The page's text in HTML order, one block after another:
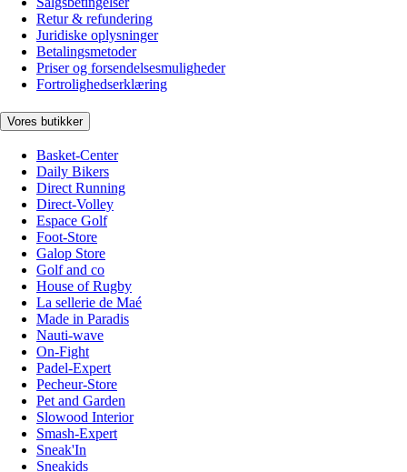
Retur & refundering
Juridiske oplysninger
Betalingsmetoder
Priser og forsendelsesmuligheder
Fortrolighedserklæring
Vores butikker
Basket-Center
Daily Bikers
Direct Running
Direct-Volley
Espace Golf
Foot-Store
Galop Store
Golf and co
House of Rugby
La sellerie de Maé
Made in Paradis
Nauti-wave
On-Fight
Padel-Expert
Pecheur-Store
Pet and Garden
Slowood Interior
Smash-Expert
Sneak'In
Sneakids